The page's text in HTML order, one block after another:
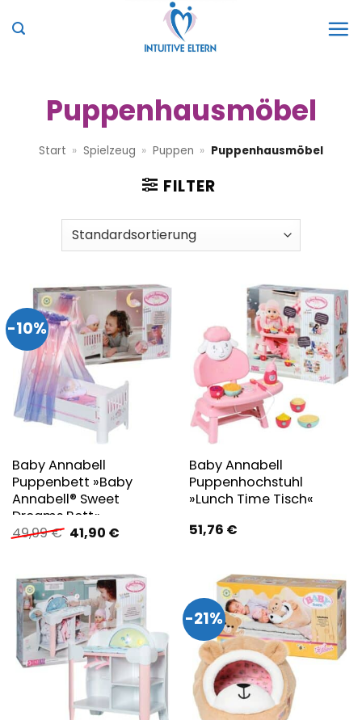
Inhalt
Puppenhausmöbel
Start » Spielzeug » Puppen » Puppenhausmöbel
FILTER
-10%
Baby Annabell
Puppenbett »Baby
Annabell® Sweet
Dreams Bett«
49,99€ Ursprünglicher
Preis
49,99 €
41,90 €Aktueller
41,90 €.
Baby Annabell
Puppenhochstuhl
»Lunch Time Tisch«
51,76 €
-21%